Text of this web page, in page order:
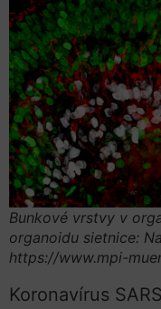
Bunkové vrstvy v
organoidu sietnice:
https://www.mpi-
Koronavírus